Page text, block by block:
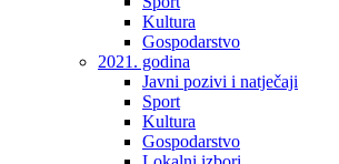
Kultura
Gospodarstvo
2021. godina
Javni pozivi i natječaji
Sport
Kultura
Gospodarstvo